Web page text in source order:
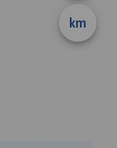
km